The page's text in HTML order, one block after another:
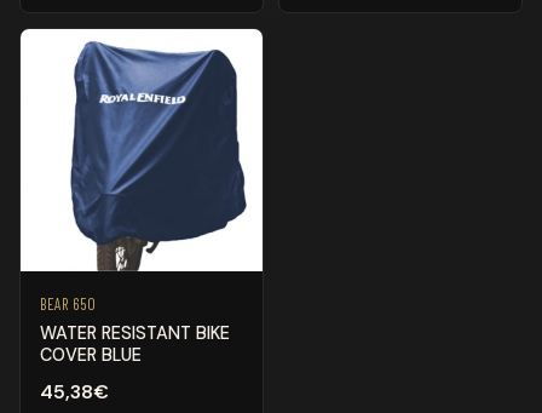
BEAR 650
WATER RESISTANT BIKE
COVER BLUE
45,38€